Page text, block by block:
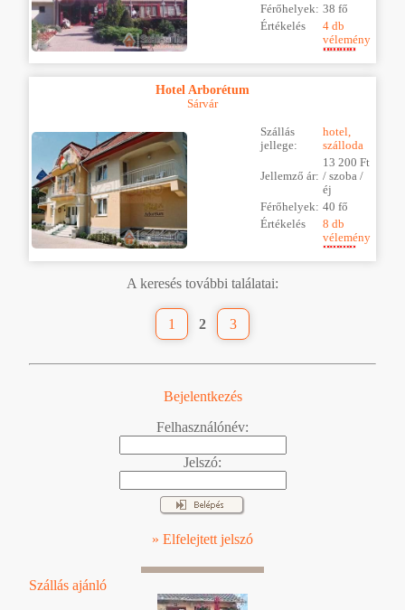
Férőhelyek: 38 fő
Értékelés
4 db
vélemény
Hotel Arborétum
Sárvár
Szállás
jellege:
hotel,
szálloda
Jellemző ár:
13 200 Ft
/ szoba /
éj
Férőhelyek: 40 fő
Értékelés
8 db
vélemény
A keresés további találatai:
1 2 3
Bejelentkezés
Felhasználónév:
Jelszó:
» Elfelejtett jelszó
Szállás ajánló